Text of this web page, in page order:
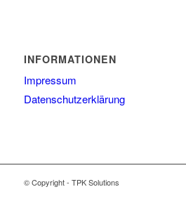
INFORMATIONEN
Impressum
Datenschutzerklärung
© Copyright - TPK Solutions